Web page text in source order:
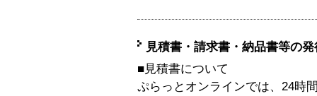
見積書・請求書・納品書等の
■見積書について
ぷらっとオンラインでは、24時